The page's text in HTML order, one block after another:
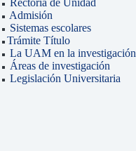
Rectoría de Unidad
Admisión
Sistemas escolares
Trámite Título
La UAM en la investigación
Áreas de investigación
Legislación Universitaria